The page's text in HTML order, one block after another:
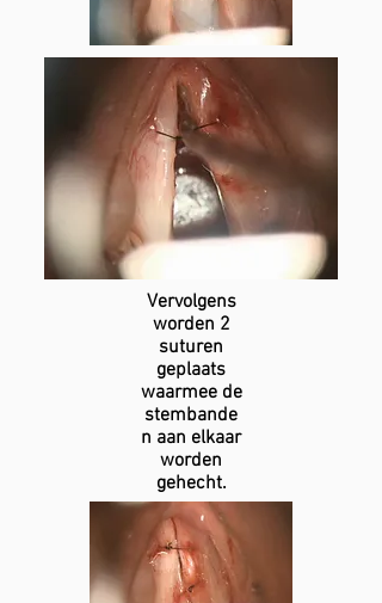
Vervolgens
worden 2
suturen
geplaats
waarmee de
stembande
n aan elkaar
worden
gehecht.